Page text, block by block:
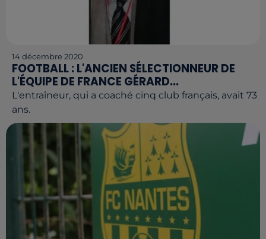
14 décembre 2020
FOOTBALL : L'ANCIEN SÉLECTIONNEUR DE
L'ÉQUIPE DE FRANCE GÉRARD...
L'entraîneur, qui a coaché cinq club français, avait 73
ans.